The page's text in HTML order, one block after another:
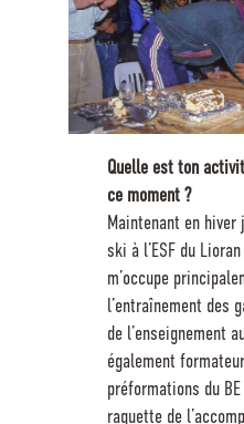
Quelle est ton
ce moment ?
Maintenant en
ski à l’ESF du
m’occupe
l’entraînement des
de l’enseignement
également
préformations du
raquette de